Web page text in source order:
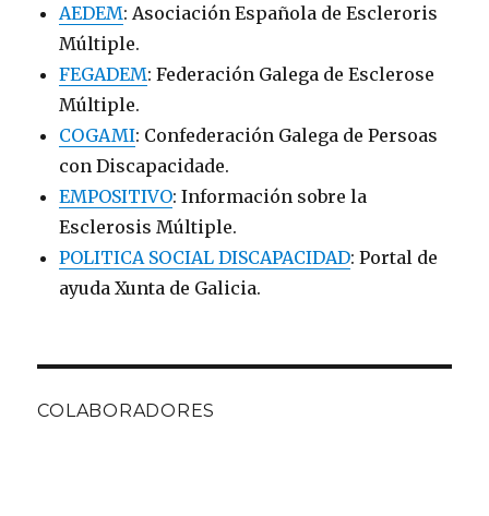
AEDEM: Asociación Española de Escleroris
Múltiple.
FEGADEM: Federación Galega de Esclerose
Múltiple.
COGAMI: Confederación Galega de Persoas
con Discapacidade.
EMPOSITIVO: Información sobre la
Esclerosis Múltiple.
POLITICA SOCIAL DISCAPACIDAD: Portal de
ayuda Xunta de Galicia.
COLABORADORES